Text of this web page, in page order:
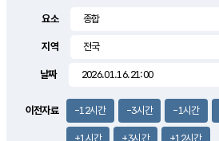
1.8m/s
요소
지역
날짜
이전자료 -12시간 -3시간 -1시간
+1시간 +3시간 +12시간